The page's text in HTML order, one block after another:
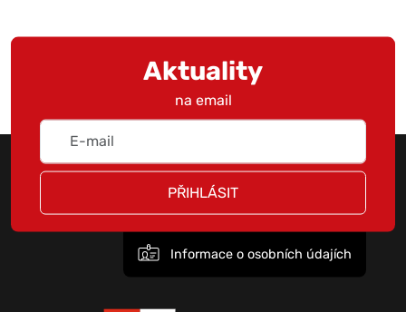
Aktuality
na email
PŘIHLÁSIT
Informace o osobních údajích